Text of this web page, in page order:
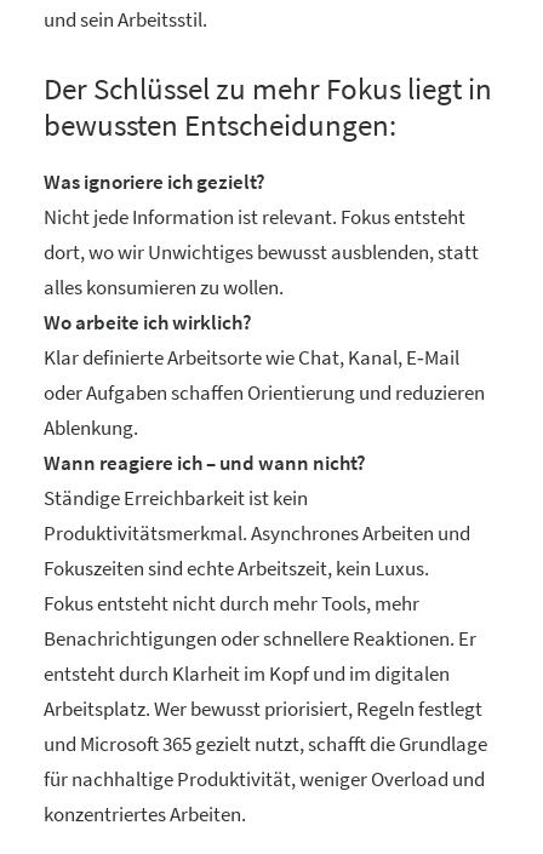
und sein Arbeitsstil.
Der Schlüssel zu mehr Fokus liegt in
bewussten Entscheidungen:
Was ignoriere ich gezielt?
Nicht jede Information ist relevant. Fokus entsteht
dort, wo wir Unwichtiges bewusst ausblenden, statt
alles konsumieren zu wollen.
Wo arbeite ich wirklich?
Klar definierte Arbeitsorte wie Chat, Kanal, E‑Mail
oder Aufgaben schaffen Orientierung und reduzieren
Ablenkung.
Wann reagiere ich – und wann nicht?
Ständige Erreichbarkeit ist kein
Produktivitätsmerkmal. Asynchrones Arbeiten und
Fokuszeiten sind echte Arbeitszeit, kein Luxus.
Fokus entsteht nicht durch mehr Tools, mehr
Benachrichtigungen oder schnellere Reaktionen. Er
entsteht durch Klarheit im Kopf und im digitalen
Arbeitsplatz. Wer bewusst priorisiert, Regeln festlegt
und Microsoft 365 gezielt nutzt, schafft die Grundlage
für nachhaltige Produktivität, weniger Overload und
konzentriertes Arbeiten.